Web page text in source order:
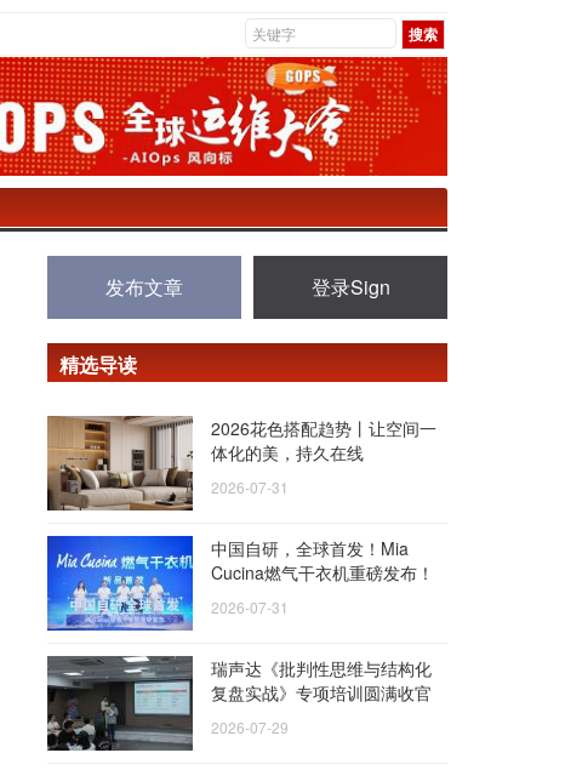
发布文章 登录Sign
精选导读
2026花色搭配趋势丨让空间一
体化的美，持久在线
2026-07-31
中国自研，全球首发！Mia
Cucina燃气干衣机重磅发布！
2026-07-31
瑞声达《批判性思维与结构化
复盘实战》专项培训圆满收官
2026-07-29